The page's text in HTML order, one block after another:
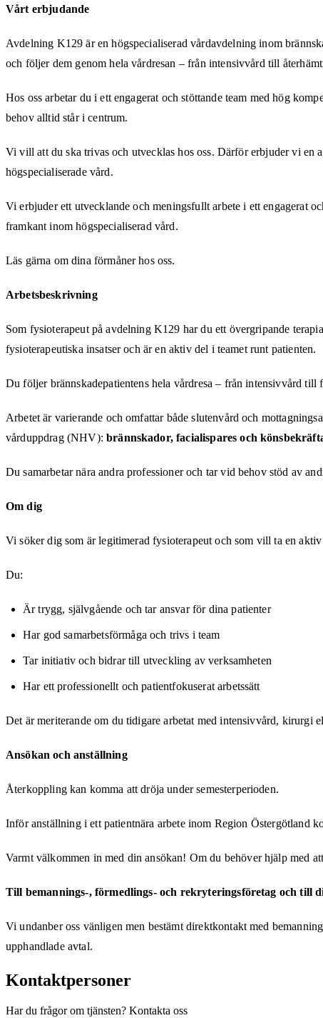
Vårt erbjudande
Avdelning K129 är en högspecialiserad vårdavdelning inom
och följer dem genom hela vårdresan – från intensivvård till
Hos oss arbetar du i ett engagerat och stöttande team med hög
behov alltid står i centrum.
Vi vill att du ska trivas och utvecklas hos oss. Därför erbjuder vi en
högspecialiserade vård.
Vi erbjuder ett utvecklande och meningsfullt arbete i ett engagerat
framkant inom högspecialiserad vård.
Läs gärna om dina förmåner hos oss.
Arbetsbeskrivning
Som fysioterapeut på avdelning K129 har du ett övergripande
fysioterapeutiska insatser och är en aktiv del i teamet runt patienten.
Du följer brännskadepatientens hela vårdresa – från intensivvård
Arbetet är varierande och omfattar både slutenvård och
vårduppdrag (NHV):brännskador, facialispares och
Du samarbetar nära andra professioner och tar vid behov stöd av
Om dig
Vi söker dig som är legitimerad fysioterapeut och som vill ta en
Du:
Är trygg, självgående och tar ansvar för dina patienter
Har god samarbetsförmåga och trivs i team
Tar initiativ och bidrar till utveckling av verksamheten
Har ett professionellt och patientfokuserat arbetssätt
Det är meriterande om du tidigare arbetat med intensivvård, kirurgi
Ansökan och anställning
Återkoppling kan komma att dröja under semesterperioden.
Inför anställning i ett patientnära arbete inom Region Östergötland
Varmt välkommen in med din ansökan! Om du behöver hjälp med
Till bemannings-, förmedlings- och rekryteringsföretag och till
Vi undanber oss vänligen men bestämt direktkontakt med
upphandlade avtal.
Kontaktpersoner
Har du frågor om tjänsten? Kontakta oss